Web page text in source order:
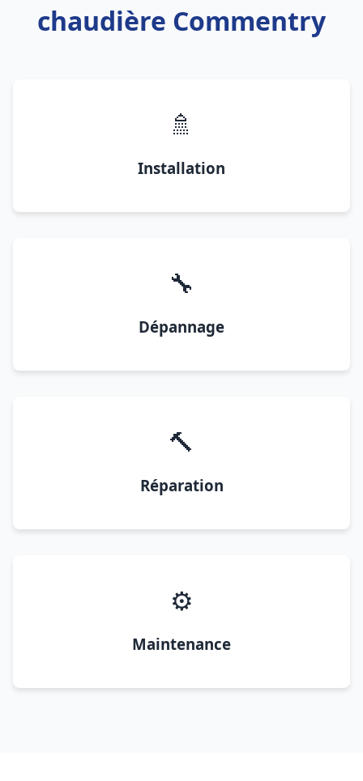
chaudière Commentry
🚿
Installation
🔧
Dépannage
🔨
Réparation
⚙️
Maintenance